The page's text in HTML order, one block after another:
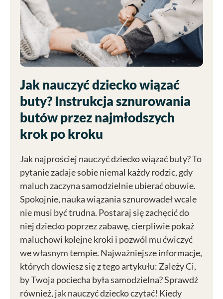
Jak nauczyć dziecko wiązać
buty? Instrukcja sznurowania
butów przez najmłodszych
krok po kroku
Jak najprościej nauczyć dziecko wiązać buty? To
pytanie zadaje sobie niemal każdy rodzic, gdy
maluch zaczyna samodzielnie ubierać obuwie.
Spokojnie, nauka wiązania sznurowadeł wcale
nie musi być trudna. Postaraj się zachęcić do
niej dziecko poprzez zabawę, cierpliwie pokaż
maluchowi kolejne kroki i pozwól mu ćwiczyć
we własnym tempie. Najważniejsze informacje,
których dowiesz się z tego artykułu: Zależy Ci,
by Twoja pociecha była samodzielna? Sprawdź
również, jak nauczyć dziecko czytać! Kiedy